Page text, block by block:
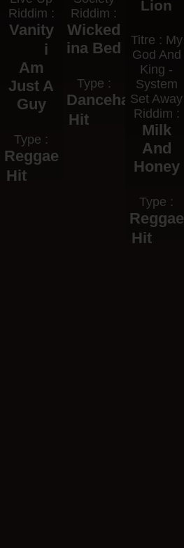
Riddim :
Vanity
i
Am
Just A
Guy
Type :
Reggae
Hit
Riddim :
Wicked
ina Bed
Type :
Dancehall
Hit
Lion
Titre : My
God And
King -
System
Set Away
Riddim :
Milk
And
Honey
Type :
Reggae
Hit